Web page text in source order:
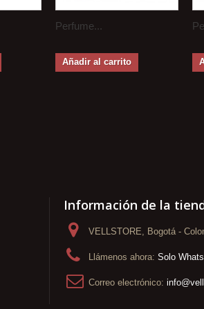
Perfume...
Añadir al carrito
Información de la
VELLSTORE, Bogotá -
Llámenos ahora: Solo
Correo electrónico: